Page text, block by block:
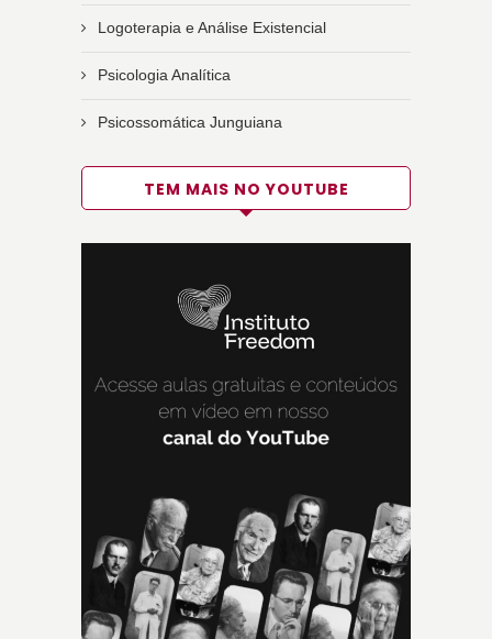
Logoterapia e Análise Existencial
Psicologia Analítica
Psicossomática Junguiana
TEM MAIS NO YOUTUBE